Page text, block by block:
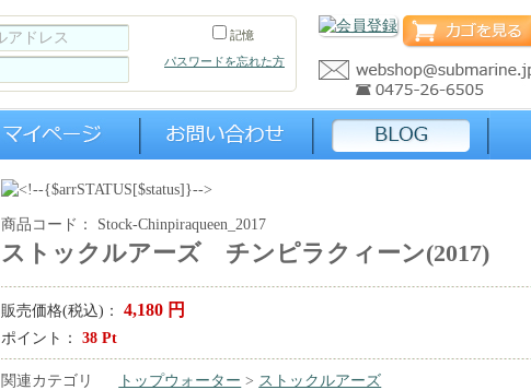
記憶
パスワードを忘れた方
商品コード： Stock-Chinpiraqueen_2017
ストックルアーズ チンピラクィーン(2017)
販売価格(税込)：4,180 円
ポイント：38Pt
関連カテゴリ トップウォーター > ストックルアーズ